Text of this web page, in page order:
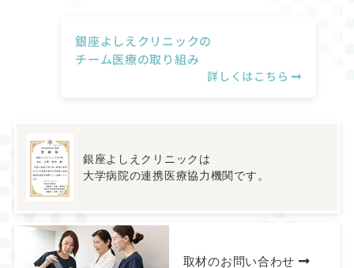
銀座よしえクリニックの
チーム医療の取り組み
詳しくはこちら
銀座よしえクリニックは
大学病院の連携医療協力機関です。
取材のお問い合わせ